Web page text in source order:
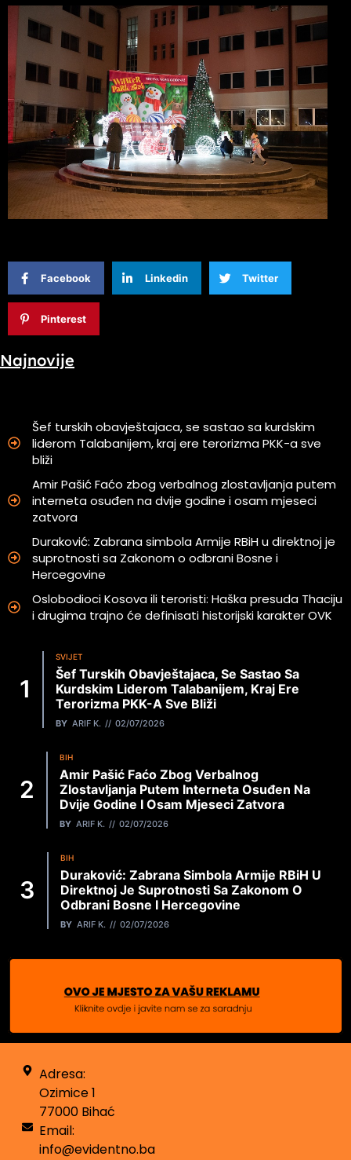
Facebook Linkedin Twitter
Pinterest
Najnovije
Šef turskih obavještajaca, se sastao sa kurdskim
liderom Talabanijem, kraj ere terorizma PKK-a sve
bliži
Amir Pašić Faćo zbog verbalnog zlostavljanja putem
interneta osuđen na dvije godine i osam mjeseci
zatvora
Duraković: Zabrana simbola Armije RBiH u direktnoj je
suprotnosti sa Zakonom o odbrani Bosne i
Hercegovine
Oslobodioci Kosova ili teroristi: Haška presuda Thaciju
i drugima trajno će definisati historijski karakter OVK
SVIJET
Šef Turskih Obavještajaca, Se Sastao Sa
Kurdskim Liderom Talabanijem, Kraj Ere
Terorizma PKK-A Sve Bliži
BY ARIF K. 02/07/2026
BIH
Amir Pašić Faćo Zbog Verbalnog
Zlostavljanja Putem Interneta Osuđen Na
Dvije Godine I Osam Mjeseci Zatvora
BY ARIF K. 02/07/2026
BIH
Duraković: Zabrana Simbola Armije RBiH U
Direktnoj Je Suprotnosti Sa Zakonom O
Odbrani Bosne I Hercegovine
BY ARIF K. 02/07/2026
Adresa:
Ozimice 1
77000 Bihać
Email:
info@evidentno.ba